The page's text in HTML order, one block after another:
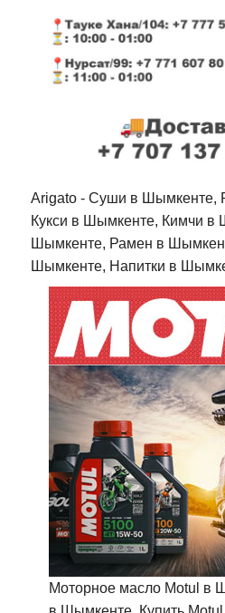
Arigato - Cуши в Шымкенте,
Кукси в Шымкенте, Кимчи в
Шымкенте, Рамен в
Шымкенте, Напитки в
Моторное масло Motul в